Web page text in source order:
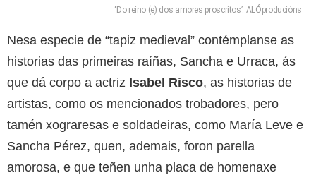
‘Do reino (e) dos amores proscritos’. ALÓproducións
Nesa especie de “tapiz medieval” contémplanse as
historias das primeiras raíñas, Sancha e Urraca, ás
que dá corpo a actriz Isabel Risco, as historias de
artistas, como os mencionados trobadores, pero
tamén xograresas e soldadeiras, como María Leve e
Sancha Pérez, quen, ademais, foron parella
amorosa, e que teñen unha placa de homenaxe